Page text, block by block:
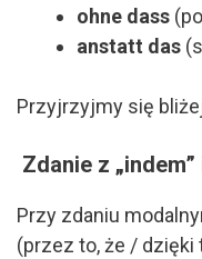
ohne dass
anstatt das
Przyjrzyjmy się
Zdanie z
Przy zdaniu
(przez to, że /